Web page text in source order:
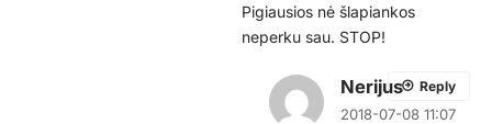
Pigiausios nė šlapiankos
neperku sau. STOP!
Nerijus
2018-07-08 11:07
Reply